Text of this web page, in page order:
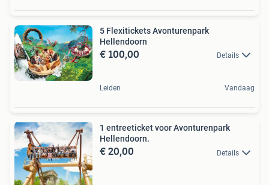
5 Flexitickets Avonturenpark
Hellendoorn
€ 100,00 Details
Leiden Vandaag
1 entreeticket voor Avonturenpark
Hellendoorn.
€ 20,00 Details